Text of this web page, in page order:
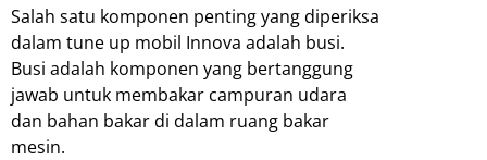
Salah satu komponen penting yang diperiksa
dalam tune up mobil Innova adalah busi.
Busi adalah komponen yang bertanggung
jawab untuk membakar campuran udara
dan bahan bakar di dalam ruang bakar
mesin.